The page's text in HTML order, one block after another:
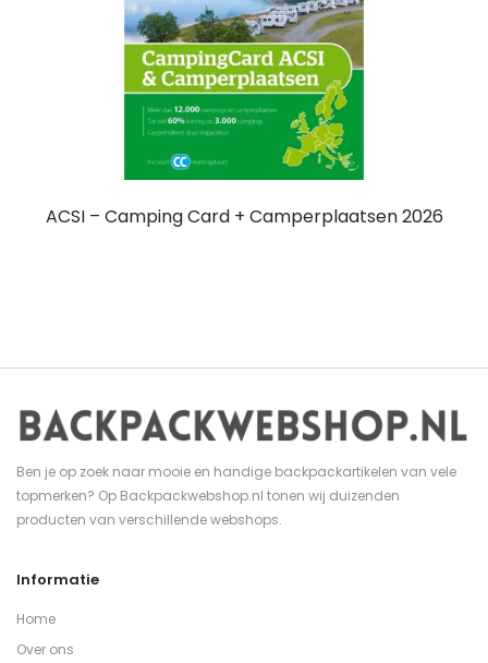
ACSI – Camping Card + Camperplaatsen 2026
Ben je op zoek naar mooie en handige backpackartikelen van vele
topmerken? Op Backpackwebshop.nl tonen wij duizenden
producten van verschillende webshops.
Informatie
Home
Over ons